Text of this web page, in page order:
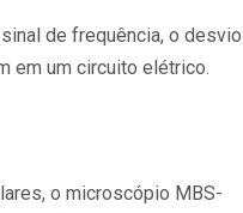
de frequência, o desvio
em um circuito elétrico.
o microscópio MBS-